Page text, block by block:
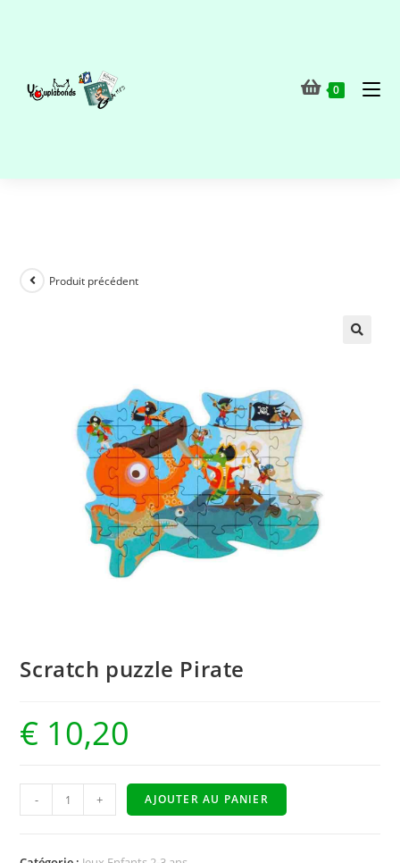
0
Produit précédent
Scratch puzzle Pirate
€ 10,20
- + AJOUTER AU PANIER